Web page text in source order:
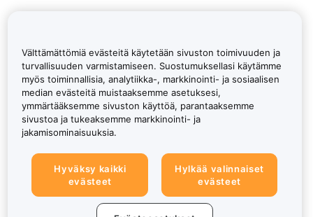
Välttämättömiä evästeitä käytetään sivuston toimivuuden ja
turvallisuuden varmistamiseen. Suostumuksellasi käytämme
myös toiminnallisia, analytiikka-, markkinointi- ja sosiaalisen
median evästeitä muistaaksemme asetuksesi,
ymmärtääksemme sivuston käyttöä, parantaaksemme
sivustoa ja tukeaksemme markkinointi- ja
jakamisominaisuuksia.
Hyväksy kaikki
evästeet
Hylkää valinnaiset
evästeet